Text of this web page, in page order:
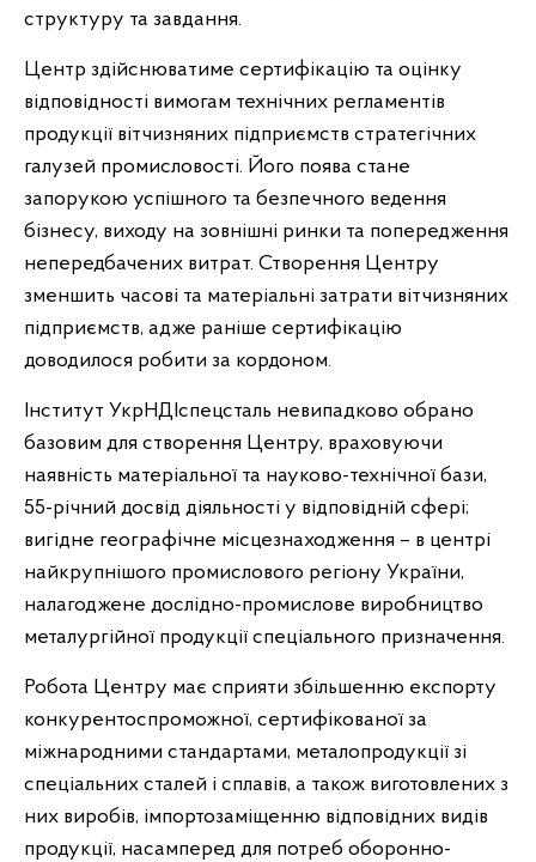
структуру та завдання.
Центр здійснюватиме сертифікацію та оцінку
відповідності вимогам технічних регламентів
продукції вітчизняних підприємств стратегічних
галузей промисловості. Його поява стане
запорукою успішного та безпечного ведення
бізнесу, виходу на зовнішні ринки та попередження
непередбачених витрат. Створення Центру
зменшить часові та матеріальні затрати вітчизняних
підприємств, адже раніше сертифікацію
доводилося робити за кордоном.
Інститут УкрНДІспецсталь невипадково обрано
базовим для створення Центру, враховуючи
наявність матеріальної та науково-технічної бази,
55-річний досвід діяльності у відповідній сфері;
вигідне географічне місцезнаходження – в центрі
найкрупнішого промислового регіону України,
налагоджене дослідно-промислове виробництво
металургійної продукції спеціального призначення.
Робота Центру має сприяти збільшенню експорту
конкурентоспроможної, сертифікованої за
міжнародними стандартами, металопродукції зі
спеціальних сталей і сплавів, а також виготовлених з
них виробів, імпортозаміщенню відповідних видів
продукції, насамперед для потреб оборонно-